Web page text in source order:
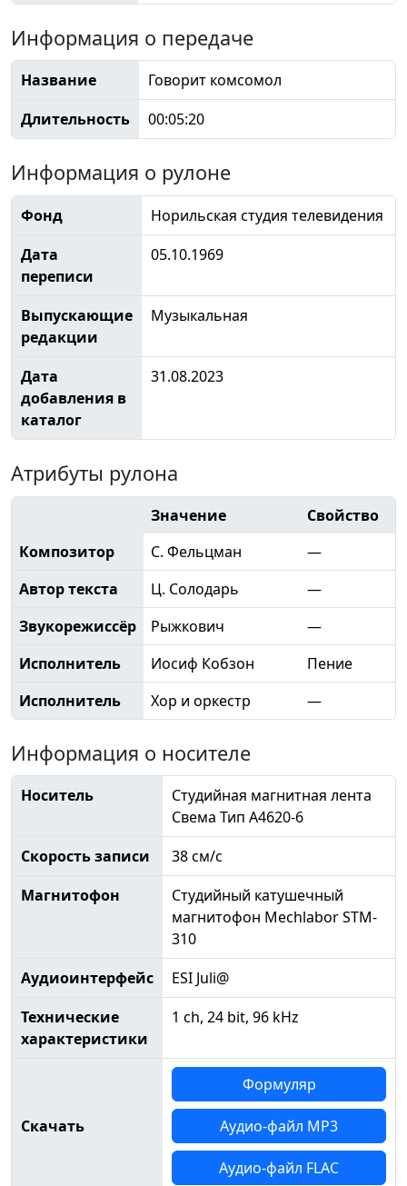
Информация о передаче
Название
Говорит комсомол
Длительность
00:05:20
Информация о рулоне
Фонд
Норильская студия телевидения
Дата
переписи
05.10.1969
Выпускающие
редакции
Музыкальная
Дата
добавления в
каталог
31.08.2023
Атрибуты рулона
Значение
Свойство
Композитор
С. Фельцман
—
Автор текста
Ц. Солодарь
—
Звукорежиссёр
Рыжкович
—
Исполнитель
Иосиф Кобзон
Пение
Исполнитель
Хор и оркестр —
Информация о носителе
Носитель
Студийная магнитная лента
Свема Тип А4620-6
Скорость записи
38 см/с
Магнитофон
Студийный катушечный
магнитофон Mechlabor STM-
310
Аудиоинтерфейс
ESI Juli@
Технические
характеристики
1 ch, 24 bit, 96 kHz
Скачать
Формуляр
Аудио-файл MP3
Аудио-файл FLAC